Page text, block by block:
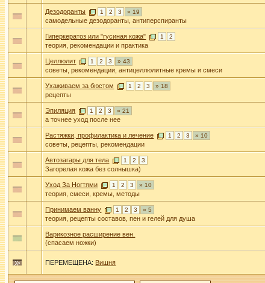
Дезодоранты 1 2 3 » 19
самодельные дезодоранты, антиперспиранты
Гиперкератоз или "гусиная кожа" 1 2
теория, рекомендации и практика
Целлюлит 1 2 3 » 43
советы, рекомендации, антицеллюлитные кремы и смеси
Ухаживаем за бюстом 1 2 3 » 18
рецепты
Эпиляция 1 2 3 » 21
а точнее уход после нее
Растяжки, профилактика и лечение 1 2 3 » 10
советы, рецепты, рекомендации
Автозагары для тела 1 2 3
Загорелая кожа без солнышка)
Уход За Ногтями 1 2 3 » 10
теория, смеси, кремы, методы
Принимаем ванну 1 2 3 » 5
теория, рецепты составов, пен и гелей для душа
Варикозное расширение вен.
(спасаем ножки)
ПЕРЕМЕЩЕНА: Вишня